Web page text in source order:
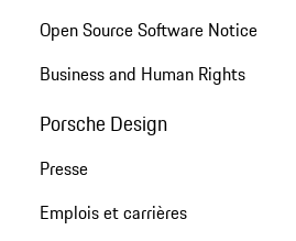
Open Source Software Notice
Business and Human Rights
Porsche Design
Presse
Emplois et carrières